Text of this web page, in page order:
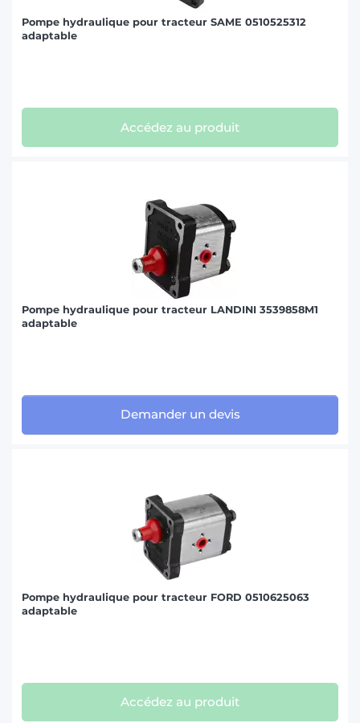
Pompe hydraulique pour tracteur SAME 0510525312
adaptable
Accédez au produit
Pompe hydraulique pour tracteur LANDINI 3539858M1
adaptable
Demander un devis
Pompe hydraulique pour tracteur FORD 0510625063
adaptable
Accédez au produit